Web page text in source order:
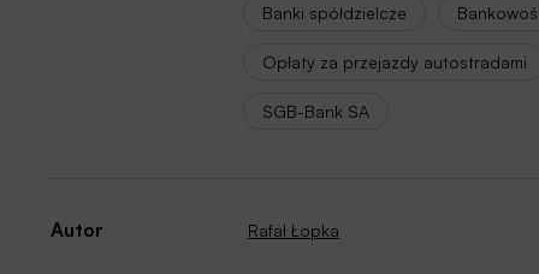
Banki spółdzielcze
Opłaty za przejazdy autostradami
SGB-Bank SA
Autor Rafał Łopka